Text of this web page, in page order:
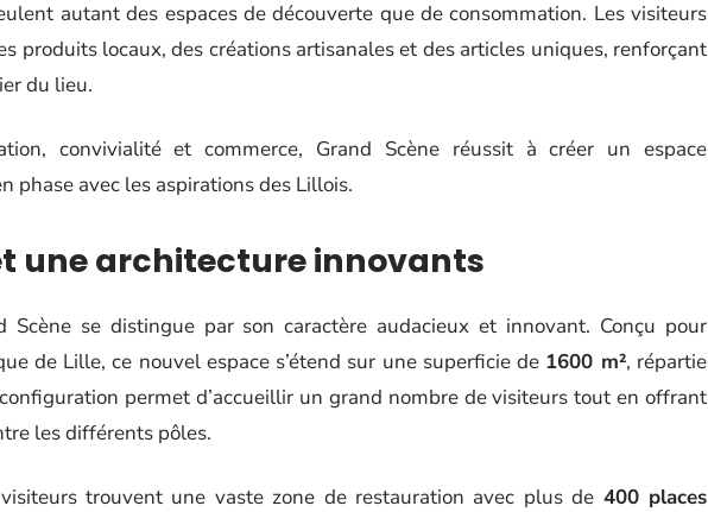
autant des espaces de découverte que de consommation. Les visiteurs
produits locaux, des créations artisanales et des articles uniques, renforçant
du lieu.
convivialité et commerce, Grand Scène réussit à créer un espace
phase avec les aspirations des Lillois.
une architecture innovants
Scène se distingue par son caractère audacieux et innovant. Conçu pour
de Lille, ce nouvel espace s’étend sur une superficie de 1600 m², répartie
permet d’accueillir un grand nombre de visiteurs tout en offrant
les différents pôles.
trouvent une vaste zone de restauration avec plus de 400 places